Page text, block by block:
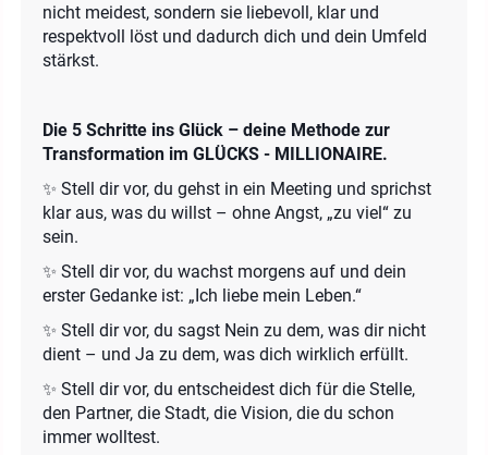
nicht meidest, sondern sie liebevoll, klar und
respektvoll löst und dadurch dich und dein Umfeld
stärkst.
Die 5 Schritte ins Glück – deine Methode zur
Transformation im GLÜCKS - MILLIONAIRE.
✨ Stell dir vor, du gehst in ein Meeting und sprichst
klar aus, was du willst – ohne Angst, „zu viel“ zu
sein.
✨ Stell dir vor, du wachst morgens auf und dein
erster Gedanke ist: „Ich liebe mein Leben.“
✨ Stell dir vor, du sagst Nein zu dem, was dir nicht
dient – und Ja zu dem, was dich wirklich erfüllt.
✨ Stell dir vor, du entscheidest dich für die Stelle,
den Partner, die Stadt, die Vision, die du schon
immer wolltest.